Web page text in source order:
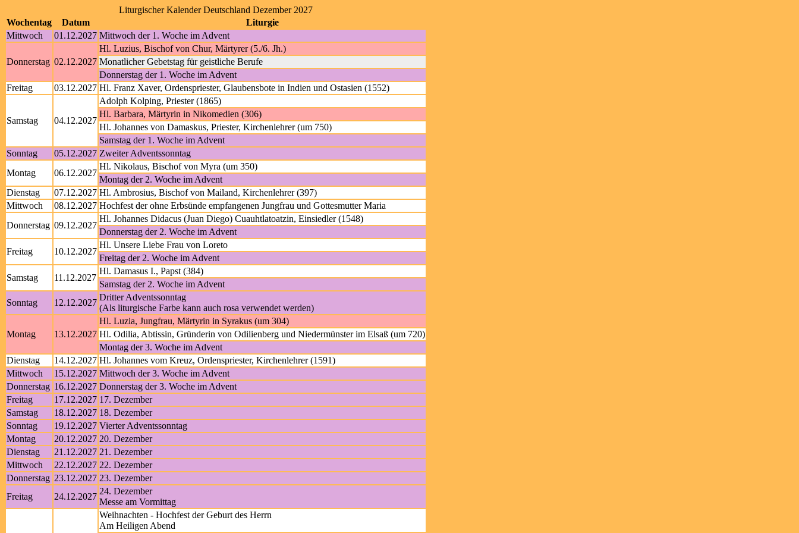
Liturgischer Kalender Deutschland Dezember 2027
Wochentag
Datum
Liturgie
Mittwoch
01.12.2027 Mittwoch der 1. Woche im Advent
Donnerstag 02.12.2027
Hl. Luzius, Bischof von Chur, Märtyrer (5./6. Jh.)
Monatlicher Gebetstag für geistliche Berufe
Donnerstag der 1. Woche im Advent
Freitag
03.12.2027 Hl. Franz Xaver, Ordenspriester, Glaubensbote in Indien und Ostasien (1552)
Samstag 04.12.2027
Adolph Kolping, Priester (1865)
Hl. Barbara, Märtyrin in Nikomedien (306)
Hl. Johannes von Damaskus, Priester, Kirchenlehrer (um 750)
Samstag der 1. Woche im Advent
Sonntag
05.12.2027 Zweiter Adventssonntag
Montag
06.12.2027
Hl. Nikolaus, Bischof von Myra (um 350)
Montag der 2. Woche im Advent
Dienstag
07.12.2027 Hl. Ambrosius, Bischof von Mailand, Kirchenlehrer (397)
Mittwoch
08.12.2027 Hochfest der ohne Erbsünde empfangenen Jungfrau und Gottesmutter Maria
Donnerstag 09.12.2027
Hl. Johannes Didacus (Juan Diego) Cuauhtlatoatzin, Einsiedler (1548)
Donnerstag der 2. Woche im Advent
Freitag
10.12.2027
Hl. Unsere Liebe Frau von Loreto
Freitag der 2. Woche im Advent
Samstag
11.12.2027
Hl. Damasus I., Papst (384)
Samstag der 2. Woche im Advent
Sonntag
12.12.2027
Dritter Adventssonntag
(Als liturgische Farbe kann auch rosa verwendet werden)
Montag 13.12.2027
Hl. Luzia, Jungfrau, Märtyrin in Syrakus (um 304)
Hl. Odilia, Abtissin, Gründerin von Odilienberg und Niedermünster im Elsaß (um 720)
Montag der 3. Woche im Advent
Dienstag
14.12.2027 Hl. Johannes vom Kreuz, Ordenspriester, Kirchenlehrer (1591)
Mittwoch
15.12.2027 Mittwoch der 3. Woche im Advent
Donnerstag 16.12.2027 Donnerstag der 3. Woche im Advent
Freitag
17.12.2027 17. Dezember
Samstag
18.12.2027 18. Dezember
Sonntag
19.12.2027 Vierter Adventssonntag
Montag
20.12.2027 20. Dezember
Dienstag
21.12.2027 21. Dezember
Mittwoch
22.12.2027 22. Dezember
Donnerstag 23.12.2027 23. Dezember
Freitag
24.12.2027
24. Dezember
Messe am Vormittag
Weihnachten - Hochfest der Geburt des Herrn
Am Heiligen Abend